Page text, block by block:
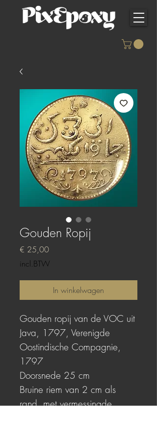
Gouden Ropij
€ 25,00Prijs
incl.BTW
In winkelwagen
Gouden ropij van de VOC uit
Java, 1797, Verenigde
Oostindische Compagnie,
1797
Doorsnede 25 cm
Bruine riem van 2 cm als
rand, met vermessingde